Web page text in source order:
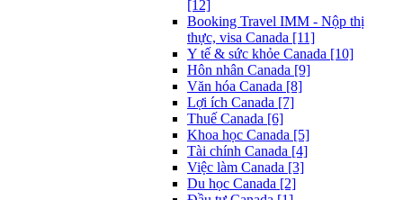
[12]
Booking Travel IMM - Nộp thị
thực, visa Canada [11]
Y tế & sức khỏe Canada [10]
Hôn nhân Canada [9]
Văn hóa Canada [8]
Lợi ích Canada [7]
Thuế Canada [6]
Khoa học Canada [5]
Tài chính Canada [4]
Việc làm Canada [3]
Du học Canada [2]